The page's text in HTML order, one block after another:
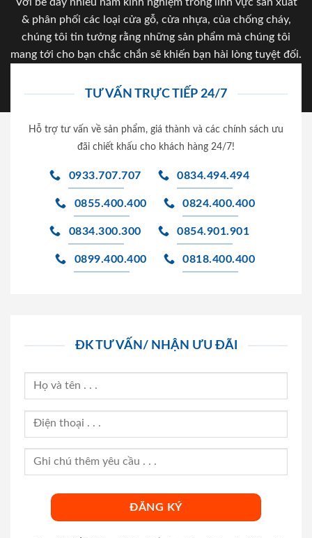
Với bề dày nhiều năm kinh nghiệm trong lĩnh vực sản xuất
& phân phối các loại cửa gỗ, cửa nhựa, của chống cháy,
chúng tôi tin tưởng rằng những sản phẩm mà chúng tôi
mang tới cho bạn chắc chắn sẽ khiến bạn hài lòng tuyệt đối.
TƯ VẤN TRỰC TIẾP 24/7
Hỗ trợ tư vấn về sản phẩm, giá thành và các chính sách ưu
đãi chiết khấu cho khách hàng 24/7!
0933.707.707 0834.494.494
0855.400.400 0824.400.400
0834.300.300 0854.901.901
0899.400.400 0818.400.400
ĐK TƯ VẤN/ NHẬN ƯU ĐÃI